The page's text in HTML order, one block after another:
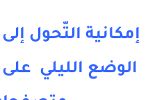
إمكانية التّحول